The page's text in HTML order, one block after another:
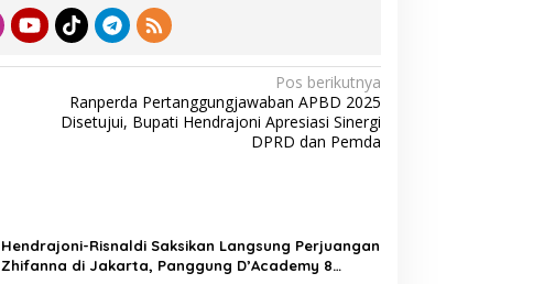
Pos berikutnya
Ranperda Pertanggungjawaban APBD 2025
Disetujui, Bupati Hendrajoni Apresiasi Sinergi
DPRD dan Pemda
Hendrajoni-Risnaldi Saksikan Langsung Perjuangan
Zhifanna di Jakarta, Panggung D’Academy 8